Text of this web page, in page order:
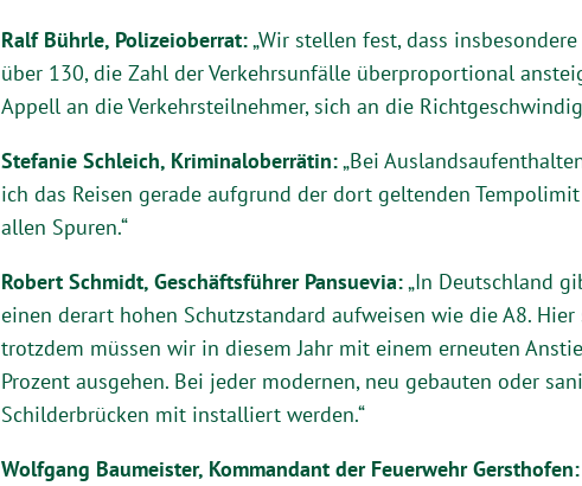
Ralf Bührle, Polizeioberrat:„Wir stellen fest, dass
über 130, die Zahl der Verkehrsunfälle überproportional
Appell an die Verkehrsteilnehmer, sich an die
Stefanie Schleich, Kriminaloberrätin:„Bei
ich das Reisen gerade aufgrund der dort geltenden
allen Spuren.“
Robert Schmidt, Geschäftsführer Pansuevia:„In Deutschland
einen derart hohen Schutzstandard aufweisen wie die A8.
trotzdem müssen wir in diesem Jahr mit einem erneuten
Prozent ausgehen. Bei jeder modernen, neu gebauten oder
Schilderbrücken mit installiert werden.“
Wolfgang Baumeister, Kommandant der Feuerwehr Gersthofen: